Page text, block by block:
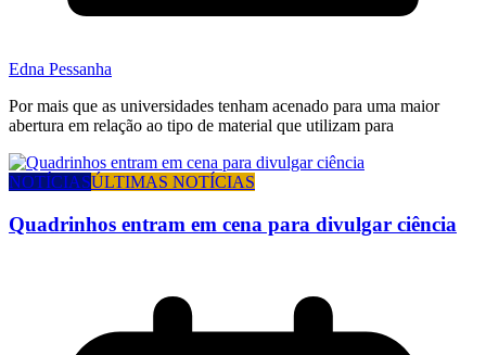
Edna Pessanha
Por mais que as universidades tenham acenado para uma maior
abertura em relação ao tipo de material que utilizam para
NOTÍCIASÚLTIMAS NOTÍCIAS
Quadrinhos entram em cena para divulgar ciência